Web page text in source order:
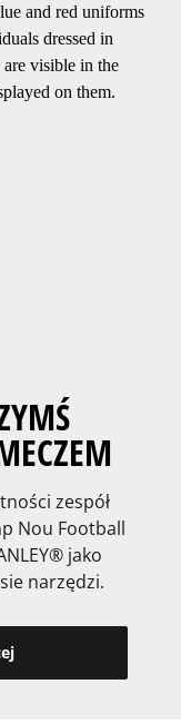
zespół
Nou Football
jako
narzędzi.